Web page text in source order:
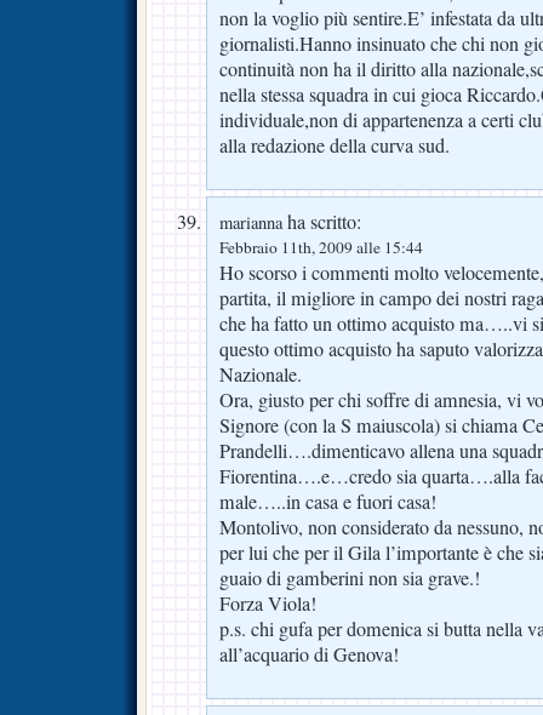
non la voglio più sentire.E’ infestata da
giornalisti.Hanno insinuato che chi non
continuità non ha il diritto alla
nella stessa squadra in cui gioca
individuale,non di appartenenza a certi
alla redazione della curva sud.
mariannaha scritto:
Febbraio 11th, 2009 alle 15:44
Ho scorso i commenti molto
partita, il migliore in campo dei nostri
che ha fatto un ottimo acquisto ma…..vi
questo ottimo acquisto ha saputo
Nazionale.
Ora, giusto per chi soffre di amnesia, vi
Signore (con la S maiuscola) si chiama
Prandelli….dimenticavo allena una
Fiorentina….e…credo sia quarta….alla
male…..in casa e fuori casa!
Montolivo, non considerato da nessuno,
per lui che per il Gila l’importante è che
guaio di gamberini non sia grave.!
Forza Viola!
p.s. chi gufa per domenica si butta nella
all’acquario di Genova!